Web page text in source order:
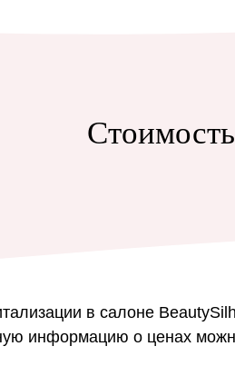
в салоне
информацию о ценах